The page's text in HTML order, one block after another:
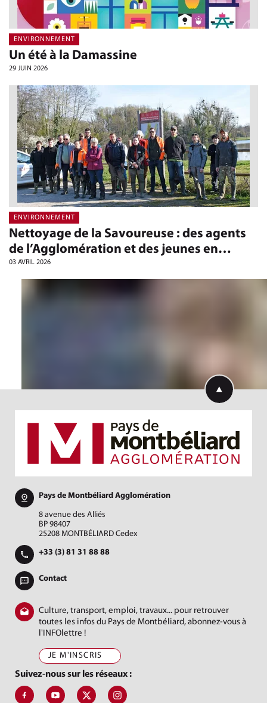
Un été à la Damassine
29 JUIN 2026
ENVIRONNEMENT
Nettoyage de la Savoureuse : des agents
de l’Agglomération et des jeunes en…
03 AVRIL 2026
ENVIRONNEMENT
Retourner en
Pays de Montbéliard Agglomération
8 avenue des Alliés
BP 98407
25208 MONTBÉLIARD Cedex
+33 (3) 81 31 88 88
Contact
Culture, transport, emploi, travaux... pour retrouver
toutes les infos du Pays de Montbéliard, abonnez-vous à
l'INFOlettre !
JE M'INSCRIS
Suivez-nous sur les réseaux :
Suivez-nous sur Facebook, J'aime le Pays de Montbéliard
Suivez-nous sur Youtube, Pays de Montbéliard
Suivez-nous sur X, Pays de Montbéliard
Suivez-nous sur Instagram, Pays de